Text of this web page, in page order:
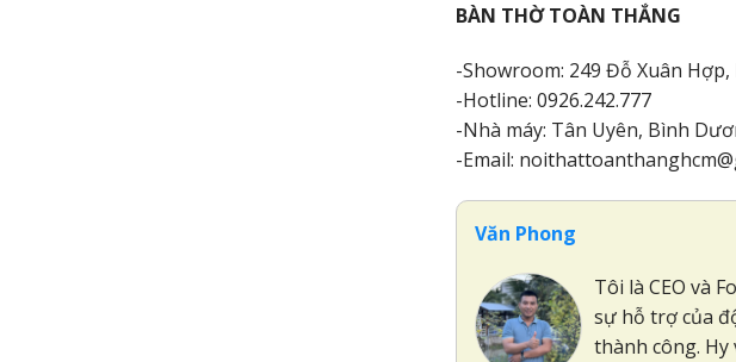
BÀN THỜ TOÀN THẮNG
-Showroom: 249 Đỗ Xuân
-Hotline: 0926.242.777
-Nhà máy: Tân Uyên, Bình
-Email:
Văn Phong
Tôi là CEO và
sự hỗ trợ của
thành công.